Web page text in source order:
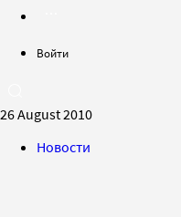
Войти
26 August 2010
Новости